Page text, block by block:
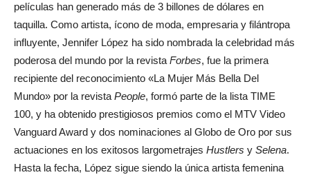
películas han generado más de 3 billones de dólares en
taquilla. Como artista, ícono de moda, empresaria y filántropa
influyente, Jennifer López ha sido nombrada la celebridad más
poderosa del mundo por la revista Forbes, fue la primera
recipiente del reconocimiento «La Mujer Más Bella Del
Mundo» por la revista People, formó parte de la lista TIME
100, y ha obtenido prestigiosos premios como el MTV Video
Vanguard Award y dos nominaciones al Globo de Oro por sus
actuaciones en los exitosos largometrajes Hustlers y Selena.
Hasta la fecha, López sigue siendo la única artista femenina